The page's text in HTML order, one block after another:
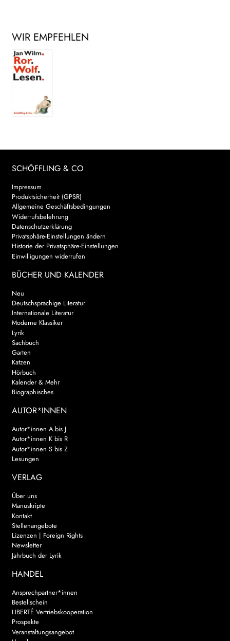
WIR EMPFEHLEN
SCHÖFFLING & CO
Impressum
Produktsicherheit (GPSR)
Allgemeine Geschäftsbedingungen
Widerrufsbelehrung
Datenschutzerklärung
Privatsphäre-Einstellungen ändern
Historie der Privatsphäre-Einstellungen
Einwilligungen widerrufen
BÜCHER UND KALENDER
Neu
Deutschsprachige Literatur
Internationale Literatur
Moderne Klassiker
Lyrik
Sachbuch
Garten
Katzen
Hörbuch
Kalender & Mehr
Biographisches
AUTOR*INNEN
Autor*innen A bis J
Autor*innen K bis R
Autor*innen S bis Z
Lesungen
VERLAG
Über uns
Manuskripte
Kontakt
Stellenangebote
Lizenzen | Foreign Rights
Newsletter
Jahrbuch der Lyrik
HANDEL
Ansprechpartner*innen
Bestellschein
LIBERTÉ Vertriebskooperation
Prospekte
Veranstaltungsangebot